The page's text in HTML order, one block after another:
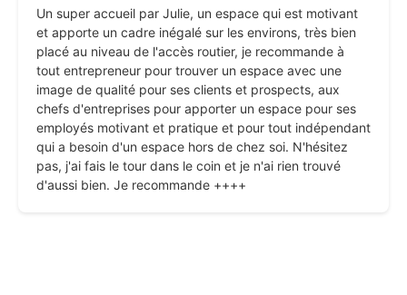
Un super accueil par Julie, un espace qui est motivant
et apporte un cadre inégalé sur les environs, très bien
placé au niveau de l'accès routier, je recommande à
tout entrepreneur pour trouver un espace avec une
image de qualité pour ses clients et prospects, aux
chefs d'entreprises pour apporter un espace pour ses
employés motivant et pratique et pour tout indépendant
qui a besoin d'un espace hors de chez soi. N'hésitez
pas, j'ai fais le tour dans le coin et je n'ai rien trouvé
d'aussi bien. Je recommande ++++